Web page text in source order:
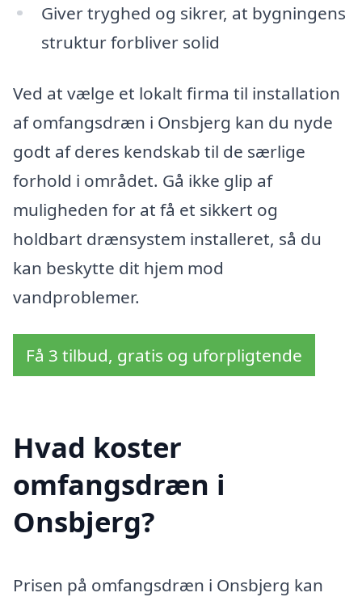
Giver tryghed og sikrer, at bygningens
struktur forbliver solid
Ved at vælge et lokalt firma til installation
af omfangsdræn i Onsbjerg kan du nyde
godt af deres kendskab til de særlige
forhold i området. Gå ikke glip af
muligheden for at få et sikkert og
holdbart drænsystem installeret, så du
kan beskytte dit hjem mod
vandproblemer.
Få 3 tilbud, gratis og uforpligtende
Hvad koster
omfangsdræn i
Onsbjerg?
Prisen på omfangsdræn i Onsbjerg kan